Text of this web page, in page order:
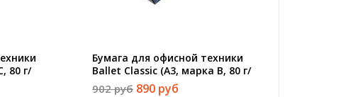
80 г/
Бумага для офисной техники
Ballet Classic (А3, марка B, 80 г/
кв.м, 500 листов)
902 руб 890 руб